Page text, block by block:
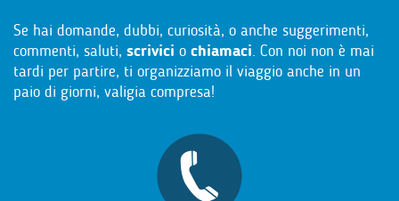
Se hai domande, dubbi, curiosità, o anche suggerimenti,
commenti, saluti, scrivici o chiamaci. Con noi non è mai
tardi per partire, ti organizziamo il viaggio anche in un
paio di giorni, valigia compresa!